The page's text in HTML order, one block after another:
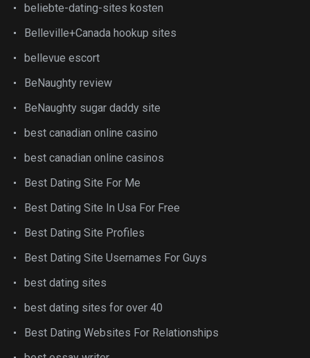
beliebte-dating-sites kosten
Belleville+Canada hookup sites
bellevue escort
BeNaughty review
BeNaughty sugar daddy site
best canadian online casino
best canadian online casinos
Best Dating Site For Me
Best Dating Site In Usa For Free
Best Dating Site Profiles
Best Dating Site Usernames For Guys
best dating sites
best dating sites for over 40
Best Dating Websites For Relationships